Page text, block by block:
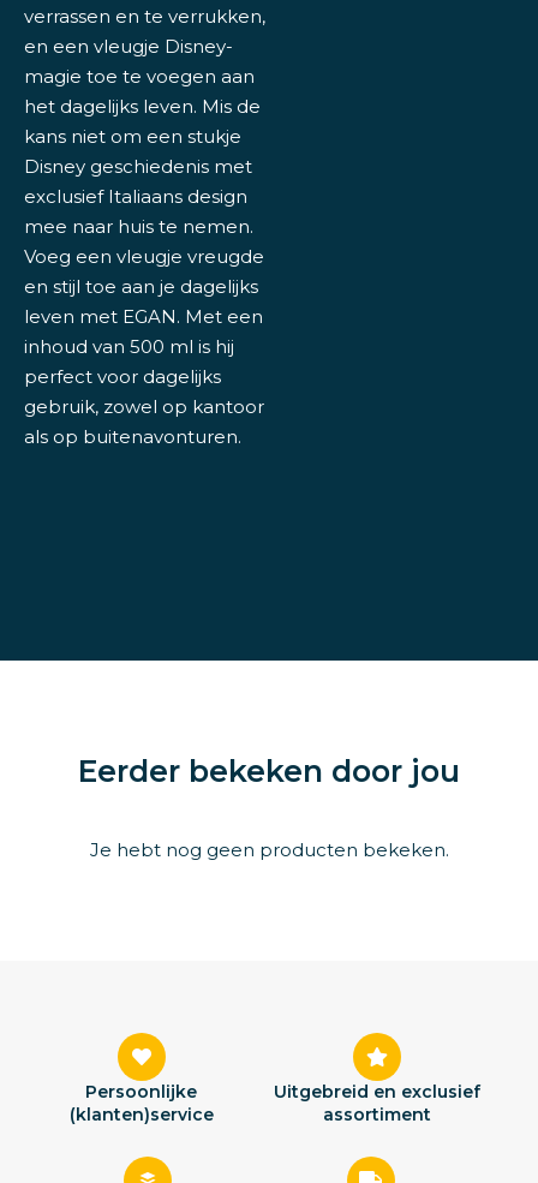
verrassen en te verrukken,
en een vleugje Disney-
magie toe te voegen aan
het dagelijks leven. Mis de
kans niet om een stukje
Disney geschiedenis met
exclusief Italiaans design
mee naar huis te nemen.
Voeg een vleugje vreugde
en stijl toe aan je dagelijks
leven met EGAN. Met een
inhoud van 500 ml is hij
perfect voor dagelijks
gebruik, zowel op kantoor
als op buitenavonturen.
Eerder bekeken door jou
Je hebt nog geen producten bekeken.
Persoonlijke
(klanten)service
Uitgebreid en exclusief
assortiment